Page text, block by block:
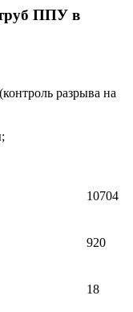
ППУ в
разрыва на
10704
920
18